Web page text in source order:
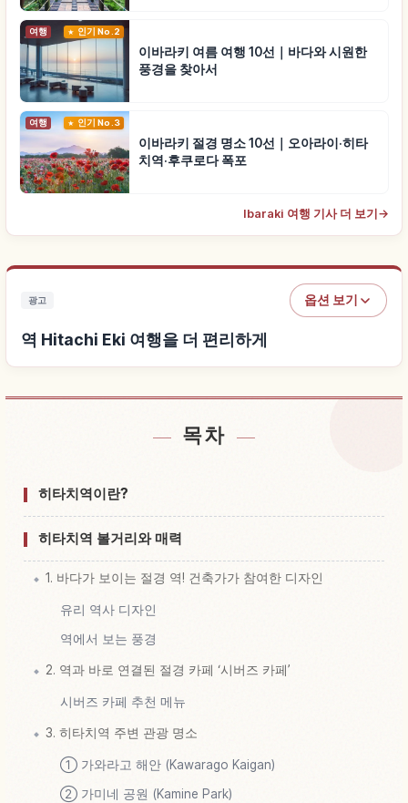
여행 인기 No.2
이바라키 여름 여행 10선｜바다와 시원한
풍경을 찾아서
여행 인기 No.3
이바라키 절경 명소 10선｜오아라이·히타
치역·후쿠로다 폭포
Ibaraki 여행 기사 더 보기 →
광고 옵션 보기
역 Hitachi Eki 여행을 더 편리하게
역 Hitachi Eki 근처 숙소 찾기
목차
히타치역이란?
히타치역 볼거리와 매력
1. 바다가 보이는 절경 역! 건축가가 참여한 디자인
유리 역사 디자인
역에서 보는 풍경
2. 역과 바로 연결된 절경 카페 ‘시버즈 카페’
시버즈 카페 추천 메뉴
3. 히타치역 주변 관광 명소
① 가와라고 해안 (Kawarago Kaigan)
② 가미네 공원 (Kamine Park)